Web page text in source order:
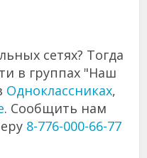
сетях? Тогда
в группах "Наш
Одноклассниках,
. Сообщить нам
8-776-000-66-77